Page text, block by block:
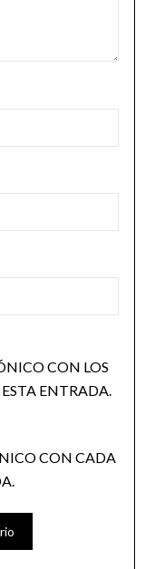
CON LOS
ENTRADA.
CON CADA